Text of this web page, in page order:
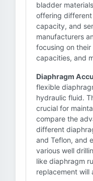
bladder
offering
capacity, and
manufacturers
focusing on
capacities, and
Diaphragm
flexible
hydraulic fluid.
crucial for
compare the
different
and Teflon, and
various well
like diaphragm
replacement will